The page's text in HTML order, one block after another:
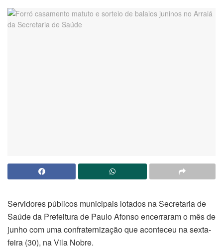
Servidores públicos municipais lotados na Secretaria de
Saúde da Prefeitura de Paulo Afonso encerraram o mês de
junho com uma confraternização que aconteceu na sexta-
feira (30), na Vila Nobre.